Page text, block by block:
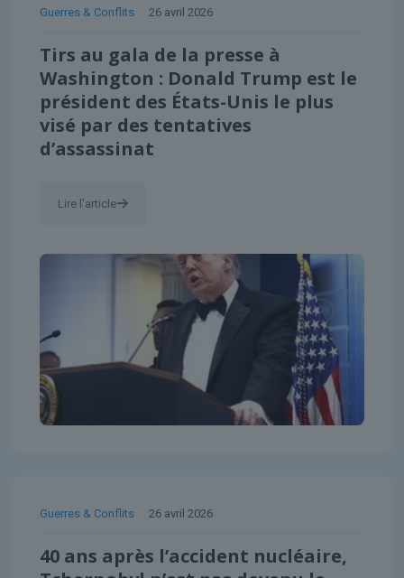
Guerres & Conflits 26 avril 2026
Tirs au gala de la presse à
Washington : Donald Trump est le
président des États-Unis le plus
visé par des tentatives
d’assassinat
Lire l'article
Guerres & Conflits 26 avril 2026
40 ans après l’accident nucléaire,